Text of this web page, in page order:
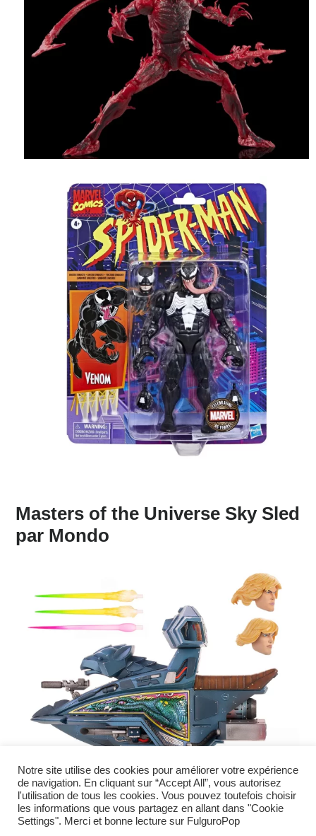
Masters of the Universe Sky Sled
par Mondo
Notre site utilise des cookies pour améliorer votre expérience
de navigation. En cliquant sur “Accept All”, vous autorisez
l'utilisation de tous les cookies. Vous pouvez toutefois choisir
les informations que vous partagez en allant dans "Cookie
Settings". Merci et bonne lecture sur FulguroPop